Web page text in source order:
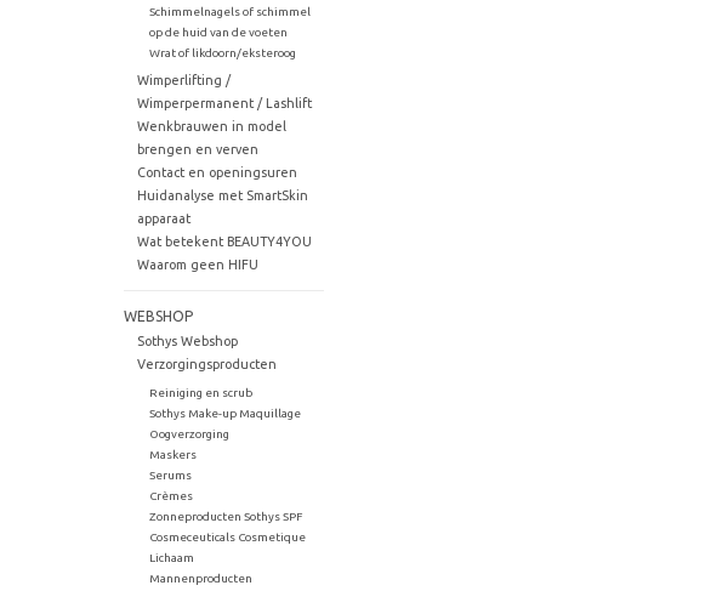
Schimmelnagels of schimmel
op de huid van de voeten
Wrat of likdoorn/eksteroog
Wimperlifting /
Wimperpermanent / Lashlift
Wenkbrauwen in model
brengen en verven
Contact en openingsuren
Huidanalyse met SmartSkin
apparaat
Wat betekent BEAUTY4YOU
Waarom geen HIFU
WEBSHOP
Sothys Webshop
Verzorgingsproducten
Reiniging en scrub
Sothys Make-up Maquillage
Oogverzorging
Maskers
Serums
Crèmes
Zonneproducten Sothys SPF
Cosmeceuticals Cosmetique
Lichaam
Mannenproducten